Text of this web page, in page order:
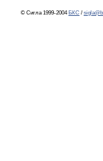
© Сигла 1999-2004 БКС /